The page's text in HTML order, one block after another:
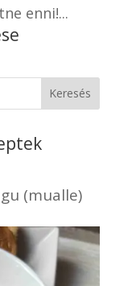
enni!...
Keresés
(mualle)